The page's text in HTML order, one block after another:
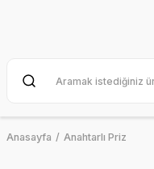
Anasayfa Anahtarlı Priz